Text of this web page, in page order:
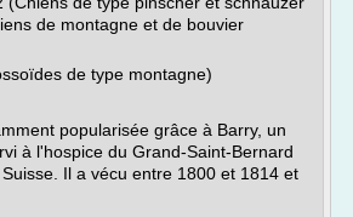
de montagne et de bouvier
de type montagne)
popularisée grâce à Barry, un
à l'hospice du Grand-Saint-Bernard
Il a vécu entre 1800 et 1814 et